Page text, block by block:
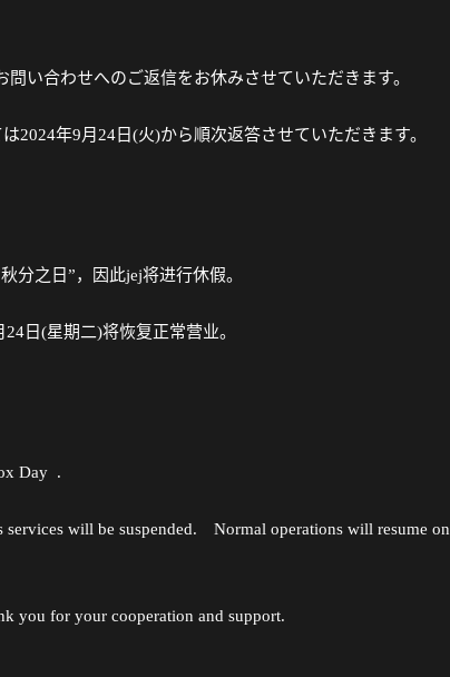
い合わせへのご返信をお休みさせていただきます。
2024年9月24日(火)から順次返答させていただきます。
分之日”，因此jej将进行休假。
日(星期二)将恢复正常营业。
Day .
will be suspended. Normal operations will resume on
you for your cooperation and support.